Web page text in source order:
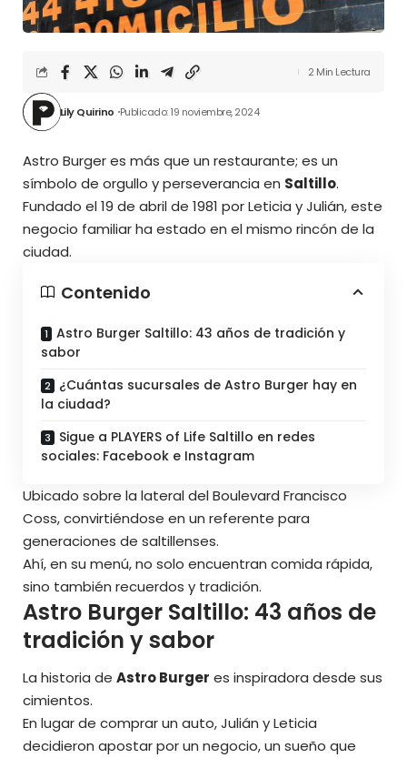
Lily Quirino Publicado: 19 noviembre, 2024
2 Min Lectura
Astro Burger es más que un restaurante; es un
símbolo de orgullo y perseverancia en Saltillo.
Fundado el 19 de abril de 1981 por Leticia y Julián, este
negocio familiar ha estado en el mismo rincón de la
ciudad.
Contenido
Astro Burger Saltillo: 43 años de tradición y
sabor
¿Cuántas sucursales de Astro Burger hay en
la ciudad?
Sigue a PLAYERS of Life Saltillo en redes
sociales: Facebook e Instagram
Ubicado sobre la lateral del Boulevard Francisco
Coss, convirtiéndose en un referente para
generaciones de saltillenses.
Ahí, en su menú, no solo encuentran comida rápida,
sino también recuerdos y tradición.
Astro Burger Saltillo: 43 años de
tradición y sabor
La historia de Astro Burger es inspiradora desde sus
cimientos.
En lugar de comprar un auto, Julián y Leticia
decidieron apostar por un negocio, un sueño que